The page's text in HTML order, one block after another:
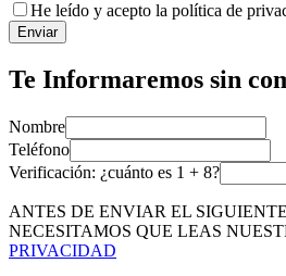
He leído y acepto la política de
Enviar
Te Informaremos sin
Nombre
Teléfono
Verificación: ¿cuánto es 1 + 8?
ANTES DE ENVIAR EL
NECESITAMOS QUE LEAS
PRIVACIDAD